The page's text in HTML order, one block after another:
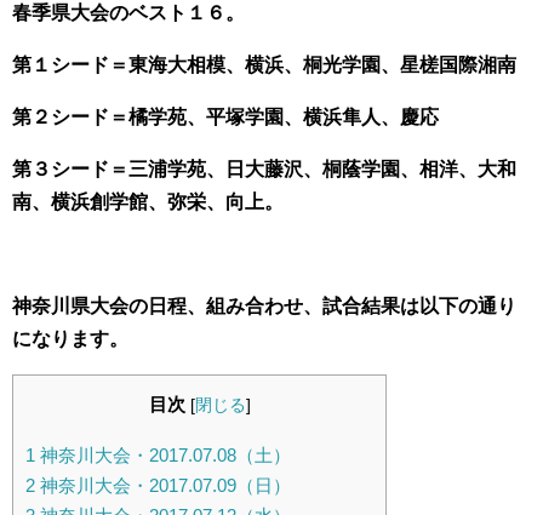
春季県大会のベスト１６。
第１シード＝東海大相模、横浜、桐光学園、星槎国際湘南
第２シード＝橘学苑、平塚学園、横浜隼人、慶応
第３シード＝三浦学苑、日大藤沢、桐蔭学園、相洋、大和
南、横浜創学館、弥栄、向上。
神奈川県大会の日程、組み合わせ、試合結果は以下の通り
になります。
目次 [閉じる]
1 神奈川大会・2017.07.08（土）
2 神奈川大会・2017.07.09（日）